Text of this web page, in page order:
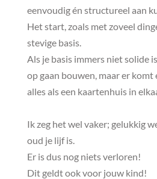
eenvoudig én structureel aan
Het start, zoals met zoveel
stevige basis.
Als je basis immers niet solide
op gaan bouwen, maar er
alles als een kaartenhuis in
Ik zeg het wel vaker; gelukkig
oud je lijf is.
Er is dus nog niets verloren!
Dit geldt ook voor jouw kind!